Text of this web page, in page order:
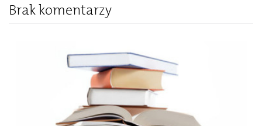
Brak komentarzy